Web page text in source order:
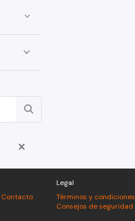
Contacto
Legal
Términos y condiciones
Consejos de seguridad